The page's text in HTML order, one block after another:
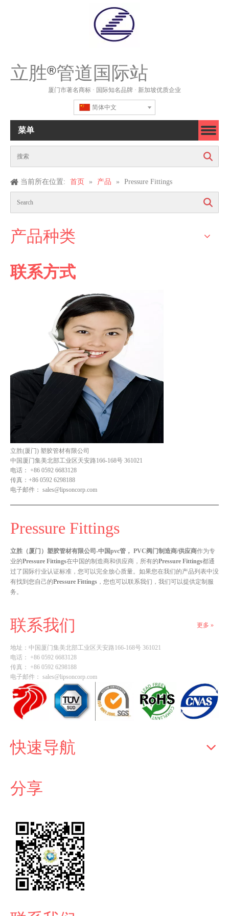
立胜®管道国际站
厦门市著名商标 · 国际知名品牌 · 新加坡优质企业
简体中文
菜单
当前所在位置: 首页 » 产品 » Pressure Fittings
产品种类
联系方式
立胜(厦门) 塑胶管材有限公司
中国厦门集美北部工业区天安路166-168号 361021
电话： +86 0592 6683128
传真： +86 0592 6298188
电子邮件： sales@lipsoncorp.com
Pressure Fittings
立胜（厦门）塑胶管材有限公司-中国pvc管， PVC阀门制造商/供应商作为专
业的Pressure Fittings在中国的制造商和供应商，所有的Pressure Fittings都通
过了国际行业认证标准，您可以完全放心质量。如果您在我们的产品列表中没
有找到您自己的Pressure Fittings ，您也可以联系我们，我们可以提供定制服
务。
联系我们 更多 »
地址： 中国厦门集美北部工业区天安路166-168号 361021
电话： +86 0592 6683128
传真： +86 0592 6298188
电子邮件： sales@lipsoncorp.com
快速导航
分享